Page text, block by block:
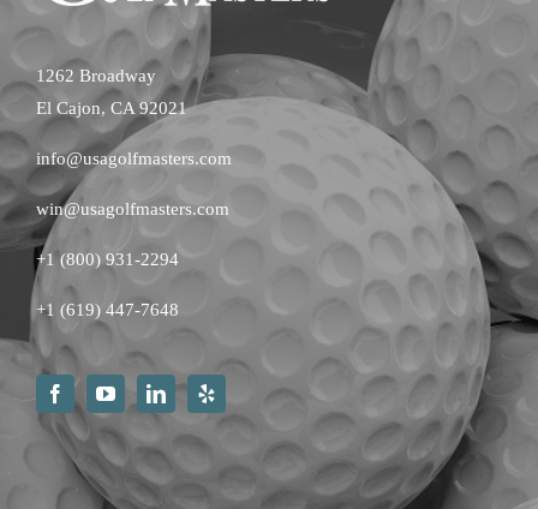
1262 Broadway
El Cajon, CA 92021
info@usagolfmasters.com
win@usagolfmasters.com
+1 (800) 931-2294
+1 (619) 447-7648